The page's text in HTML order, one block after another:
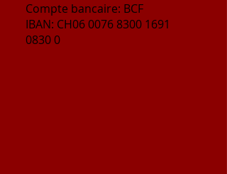
Compte bancaire: BCF
IBAN: CH060076 8300 1691
0830 0